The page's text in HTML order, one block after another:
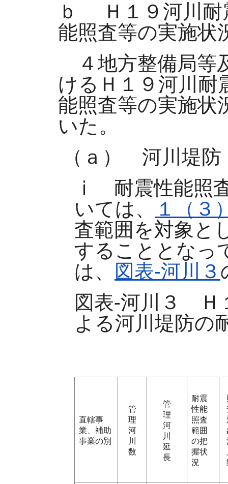
ｂ
Ｈ１９河川耐
能照査等の実施状
４地方整備局等
けるＨ１９河川耐
能照査等の実施状
いた。
（ａ） 河川堤防
ⅰ 耐震性能照
いては、
１（３
査範囲を対象と
することとなっ
は、
図表-河川３
図表-河川３ Ｈ
よる河川堤防の
直轄事
業、補助
事業の別
管
理
河
川
数
管
理
河
川
延
長
耐震
性能
照査
範囲
の把
握状
況